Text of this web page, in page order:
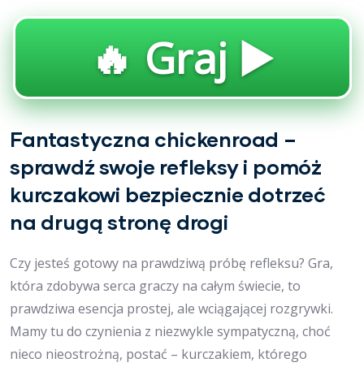
🔥 Graj ▶️
Fantastyczna chickenroad –
sprawdź swoje refleksy i pomóż
kurczakowi bezpiecznie dotrzeć
na drugą stronę drogi
Czy jesteś gotowy na prawdziwą próbę refleksu? Gra,
która zdobywa serca graczy na całym świecie, to
prawdziwa esencja prostej, ale wciągającej rozgrywki.
Mamy tu do czynienia z niezwykle sympatyczną, choć
nieco nieostrożną, postać – kurczakiem, którego